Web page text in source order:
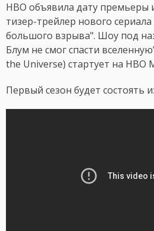
HBO объявила дату
тизер-трейлер нового
большого взрыва". Шоу под
Блум не смог спасти
the Universe) стартует на HBO
Первый сезон будет состоять